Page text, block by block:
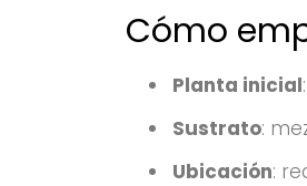
Cómo
Planta inicial
Sustrato:
Ubicación: